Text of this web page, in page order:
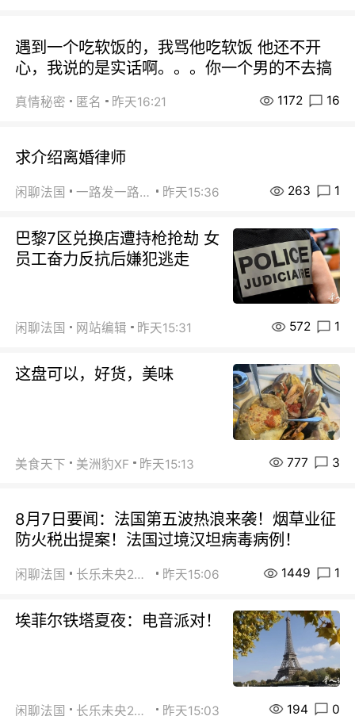
遇到一个吃软饭的，我骂他吃软饭 他还不开
心，我说的是实话啊。。。你一个男的不去搞
真情秘密 匿名 昨天16:21 1172 16
求介绍离婚律师
闲聊法国 一路发一路发 昨天15:36 263 1
巴黎7区兑换店遭持枪抢劫 女
员工奋力反抗后嫌犯逃走
闲聊法国 网站编辑 昨天15:31 572 1
这盘可以，好货，美味
美食天下 美洲豹XF 昨天15:13 777 3
8月7日要闻：法国第五波热浪来袭！烟草业征
防火税出提案！法国过境汉坦病毒病例！
闲聊法国 长乐未央2015 昨天15:06 1449 1
埃菲尔铁塔夏夜：电音派对！
闲聊法国 长乐未央2015 昨天15:03 194 0